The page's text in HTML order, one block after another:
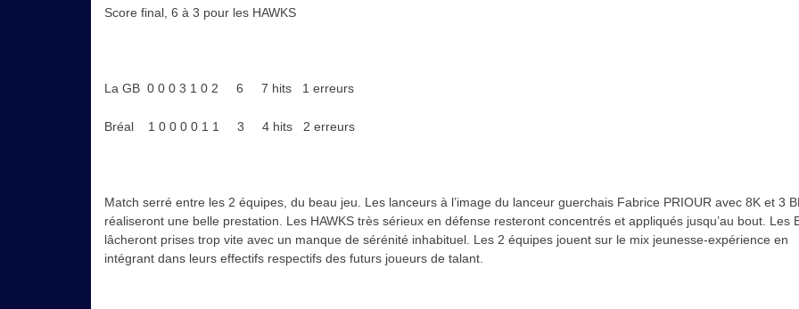
Score final, 6 à 3 pour les HAWKS
La GB 0 0 0 3 1 0 2 6 7 hits 1 erreurs
Bréal 1 0 0 0 0 1 1 3 4 hits 2 erreurs
Match serré entre les 2 équipes, du beau jeu. Les lanceurs à l’image du lanceur guerchais Fabrice PRIOUR avec 8K et 3
réaliseront une belle prestation. Les HAWKS très sérieux en défense resteront concentrés et appliqués jusqu’au bout. Les
lâcheront prises trop vite avec un manque de sérénité inhabituel. Les 2 équipes jouent sur le mix jeunesse-expérience en
intégrant dans leurs effectifs respectifs des futurs joueurs de talant.